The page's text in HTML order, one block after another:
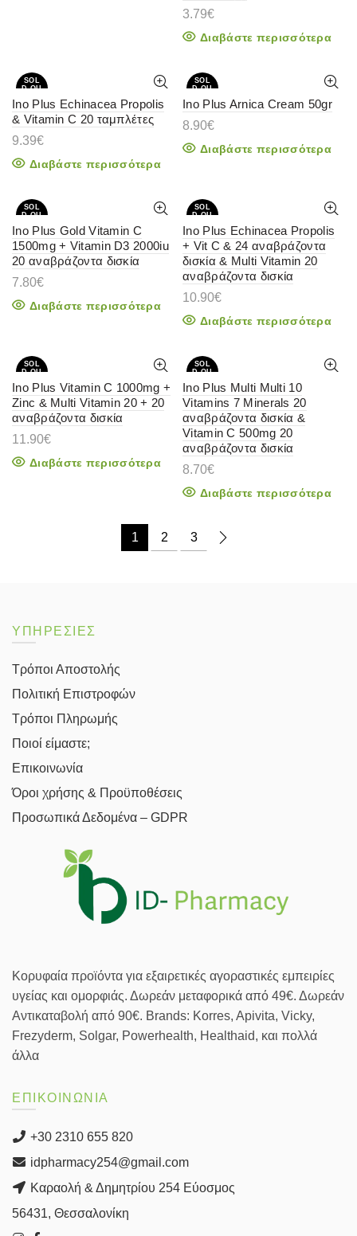
3.79€
Διαβάστε περισσότερα
SOL
D OU
HOT
Ino Plus Echinacea Propolis
& Vitamin C 20 ταμπλέτες
9.39€
Διαβάστε περισσότερα
SOL
D OU
Ino Plus Arnica Cream 50gr
8.90€
Διαβάστε περισσότερα
SOL
D OU
Ino Plus Gold Vitamin C
1500mg + Vitamin D3 2000iu
20 αναβράζοντα δισκία
7.80€
Διαβάστε περισσότερα
SOL
D OU
Ino Plus Echinacea Propolis
+ Vit C & 24 αναβράζοντα
δισκία & Multi Vitamin 20
αναβράζοντα δισκία
10.90€
Διαβάστε περισσότερα
SOL
D OU
Ino Plus Vitamin C 1000mg +
Zinc & Multi Vitamin 20 + 20
αναβράζοντα δισκία
11.90€
Διαβάστε περισσότερα
SOL
D OU
Ino Plus Multi Multi 10
Vitamins 7 Minerals 20
αναβράζοντα δισκία &
Vitamin C 500mg 20
αναβράζοντα δισκία
8.70€
Διαβάστε περισσότερα
1 2 3
ΥΠΗΡΕΣΙΕΣ
Τρόποι Αποστολής
Πολιτική Επιστροφών
Τρόποι Πληρωμής
Ποιοί είμαστε;
Επικοινωνία
Όροι χρήσης & Προϋποθέσεις
Προσωπικά Δεδομένα – GDPR
Κορυφαία προϊόντα για εξαιρετικές αγοραστικές εμπειρίες
υγείας και ομορφιάς. Δωρεάν μεταφορικά από 49€. Δωρεάν
Αντικαταβολή από 90€. Brands: Korres, Apivita, Vicky,
Frezyderm, Solgar, Powerhealth, Healthaid, και πολλά
άλλα
ΕΠΙΚΟΙΝΩΝΙΑ
+30 2310 655 820
idpharmacy254@gmail.com
Καραολή & Δημητρίου 254 Εύοσμος
56431, Θεσσαλονίκη